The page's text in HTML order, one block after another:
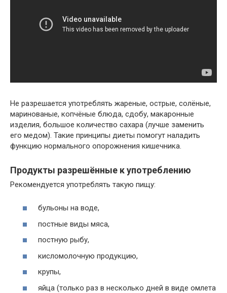
Не разрешается употреблять жареные, острые, солёные,
маринованые, копчёные блюда, сдобу, макаронные
изделия, большое количество сахара (лучше заменить
его медом). Такие принципы диеты помогут наладить
функцию нормального опорожнения кишечника.
Продукты разрешённые к употреблению
Рекомендуется употреблять такую пищу:
бульоны на воде,
постные виды мяса,
постную рыбу,
кисломолочную продукцию,
крупы,
яйца (только раз в несколько дней в виде омлета